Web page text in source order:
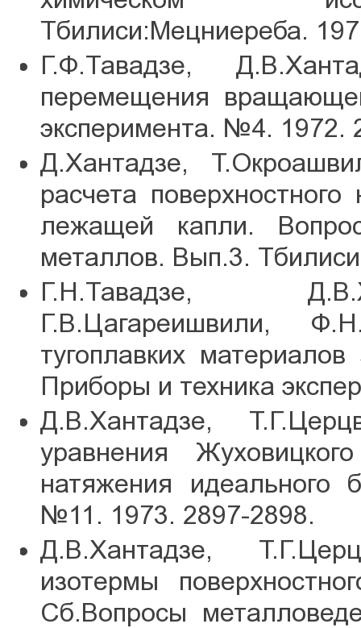
Тбилиси:Мецниереба.
Г.Ф.Тавадзе,
перемещения
эксперимента. №4. 1972.
Д.Хантадзе,
расчета
лежащей капли.
металлов. Вып.3.
Г.Н.Тавадзе,
Г.В.Цагареишвили,
тугоплавких
Приборы и техника
Д.В.Хантадзе,
уравнения
натяжения идеального
№11. 1973. 2897-2898.
Д.В.Хантадзе,
изотермы
Сб.Вопросы